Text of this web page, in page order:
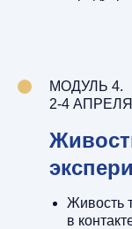
МОДУЛЬ 4.
2-4 АПРЕЛЯ
Живость
в